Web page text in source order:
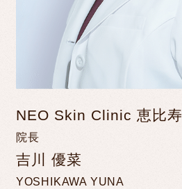
NEO Skin Clinic 恵比寿
院長
吉川 優菜
YOSHIKAWA YUNA